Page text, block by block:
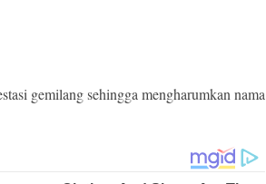
gemilang sehingga mengharumkan nama